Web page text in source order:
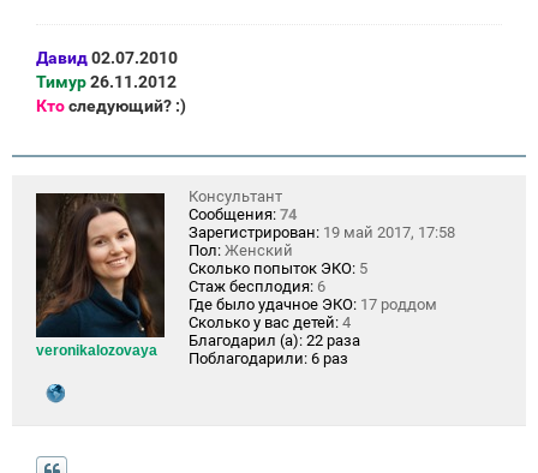
Давид02.07.2010
Тимур26.11.2012
Ктоследующий? :)
veronikalozovaya
Консультант
Сообщения: 74
Зарегистрирован: 19 май 2017, 17:58
Пол: Женский
Сколько попыток ЭКО: 5
Стаж бесплодия: 6
Где было удачное ЭКО: 17 роддом
Сколько у вас детей: 4
Благодарил (а): 22 раза
Поблагодарили: 6 раз